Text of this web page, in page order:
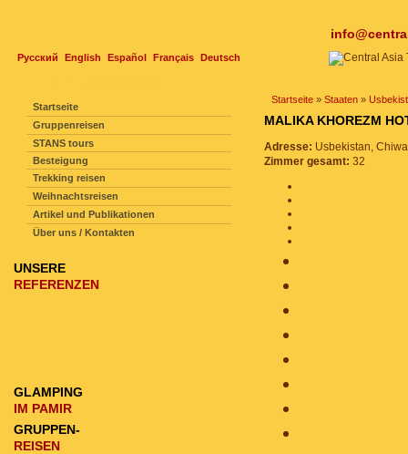
Русский English Español Français Deutsch
Startseite » Staaten »
MALIKA KHOREZM
Adresse: Usbekistan,
Zimmer gesamt: 32
Startseite
Gruppenreisen
STANS tours
Besteigung
Trekking reisen
Weihnachtsreisen
Artikel und Publikationen
Über uns / Kontakten
UNSERE
REFERENZEN
GLAMPING
IM PAMIR
GRUPPEN-
REISEN